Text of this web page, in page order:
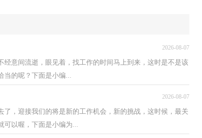
2026-08-07
意间流逝，眼见着，找工作的时间马上到来，这时是不是该
当的呢？下面是小编...
2026-08-07
，迎接我们的将是新的工作机会，新的挑战，这时候，最关
可以喔，下面是小编为...